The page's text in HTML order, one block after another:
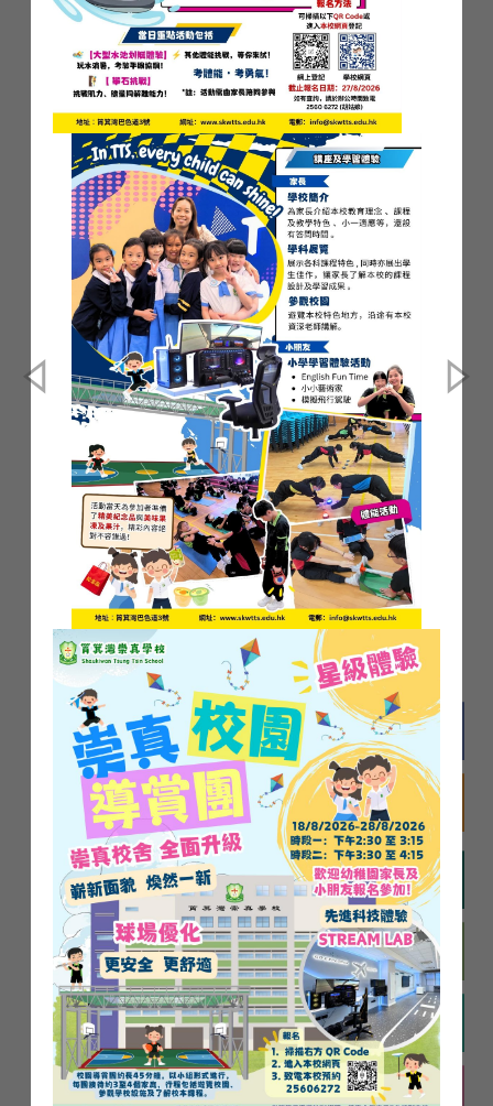
閱讀更多 ...
你手若有行善的力量，不可推
辭，就當向那應得的人施行。
(聖經．和合本,箴言3:27)